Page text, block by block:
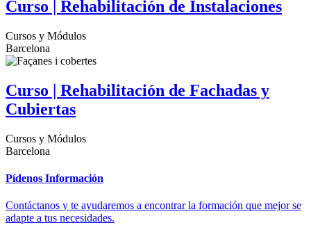
Curso | Rehabilitación de Instalaciones
Cursos y Módulos
Barcelona
Curso | Rehabilitación de Fachadas y
Cubiertas
Cursos y Módulos
Barcelona
Pídenos Información
Contáctanos y te ayudaremos a encontrar la formación que mejor se
adapte a tus necesidades.